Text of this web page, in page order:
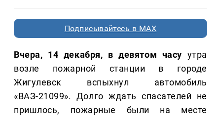
Подписывайтесь в MAX
Вчера, 14 декабря, в девятом часу утра
возле пожарной станции в городе
Жигулевск вспыхнул автомобиль
«ВАЗ-21099». Долго ждать спасателей не
пришлось, пожарные были на месте